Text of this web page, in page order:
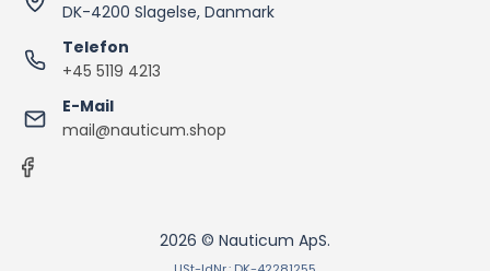
DK-4200 Slagelse, Danmark
Telefon
+45 5119 4213
E-Mail
mail@nauticum.shop
2026 © Nauticum ApS.